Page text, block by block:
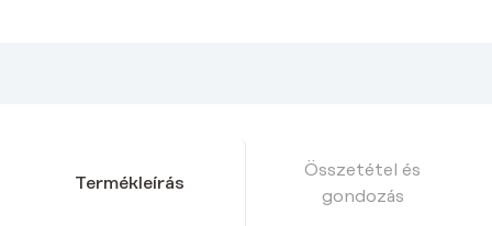
Termékleírás
Összetétel és
gondozás